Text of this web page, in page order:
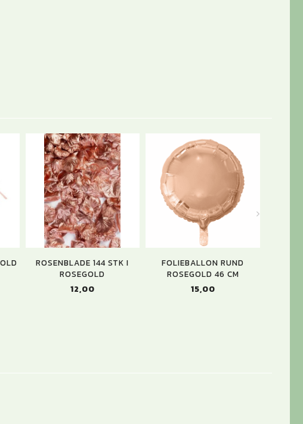
ROSENBLADE 144 STK I
ROSEGOLD
12,00
FOLIEBALLON RUND
ROSEGOLD 46 CM
15,00